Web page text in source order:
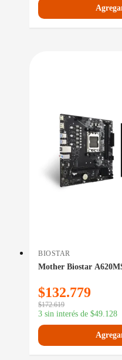
BIOSTAR
Mother Biostar
$132.779
$172.619
3 sin interés de $49.128